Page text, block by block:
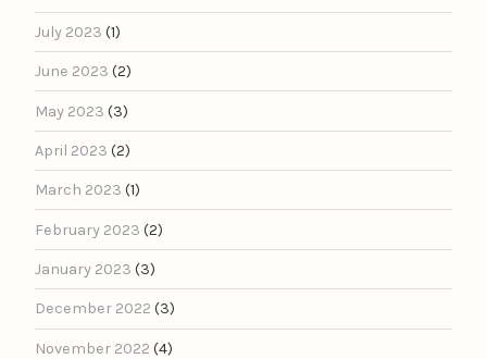
July 2023 (1)
June 2023 (2)
May 2023 (3)
April 2023 (2)
March 2023 (1)
February 2023 (2)
January 2023 (3)
December 2022 (3)
November 2022 (4)